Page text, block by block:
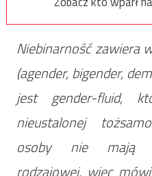
Niebinarność zawiera
(agender, bigender,
jest gender-fluid,
nieustalonej
osoby nie mają
rodzajowej, więc